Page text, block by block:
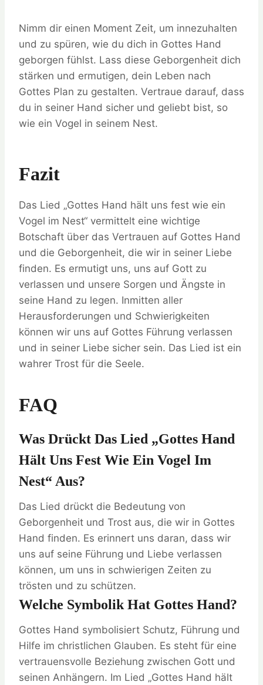
Nimm dir einen Moment Zeit, um innezuhalten
und zu spüren, wie du dich in Gottes Hand
geborgen fühlst. Lass diese Geborgenheit dich
stärken und ermutigen, dein Leben nach
Gottes Plan zu gestalten. Vertraue darauf, dass
du in seiner Hand sicher und geliebt bist, so
wie ein Vogel in seinem Nest.
Fazit
Das Lied „Gottes Hand hält uns fest wie ein
Vogel im Nest“ vermittelt eine wichtige
Botschaft über das Vertrauen auf Gottes Hand
und die Geborgenheit, die wir in seiner Liebe
finden. Es ermutigt uns, uns auf Gott zu
verlassen und unsere Sorgen und Ängste in
seine Hand zu legen. Inmitten aller
Herausforderungen und Schwierigkeiten
können wir uns auf Gottes Führung verlassen
und in seiner Liebe sicher sein. Das Lied ist ein
wahrer Trost für die Seele.
FAQ
Was Drückt Das Lied „Gottes Hand
Hält Uns Fest Wie Ein Vogel Im
Nest“ Aus?
Das Lied drückt die Bedeutung von
Geborgenheit und Trost aus, die wir in Gottes
Hand finden. Es erinnert uns daran, dass wir
uns auf seine Führung und Liebe verlassen
können, um uns in schwierigen Zeiten zu
trösten und zu schützen.
Welche Symbolik Hat Gottes Hand?
Gottes Hand symbolisiert Schutz, Führung und
Hilfe im christlichen Glauben. Es steht für eine
vertrauensvolle Beziehung zwischen Gott und
seinen Anhängern. Im Lied „Gottes Hand hält